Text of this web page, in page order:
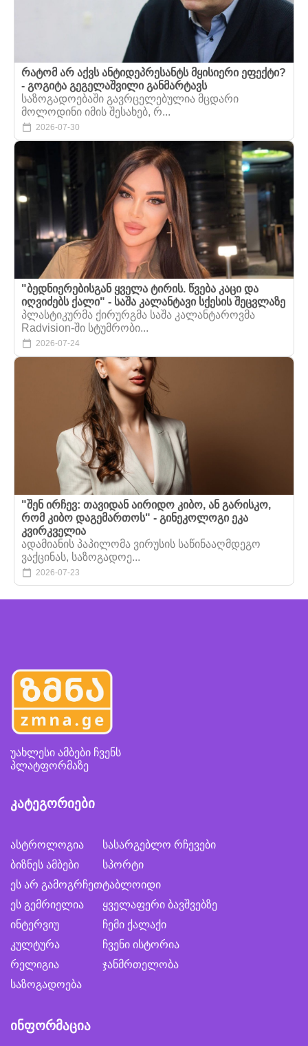
რატომ არ აქვს ანტიდეპრესანტს მყისიერი ეფექტი?
- გოგიტა გეგელაშვილი განმარტავს
საზოგადოებაში გავრცელებულია მცდარი
მოლოდინი იმის შესახებ, რ...
2026-07-30
"ბედნიერებისგან ყველა ტირის. წვება კაცი და
იღვიძებს ქალი" - საშა კალანტავი სქესის შეცვლაზე
პლასტიკურმა ქირურგმა საშა კალანტაროვმა
Radvision-ში სტუმრობი...
2026-07-24
"შენ ირჩევ: თავიდან აირიდო კიბო, ან გარისკო,
რომ კიბო დაგემართოს" - გინეკოლოგი ეკა
კვირკველია
ადამიანის პაპილომა ვირუსის საწინააღმდეგო
ვაქცინას, საზოგადოე...
2026-07-23
უახლესი ამბები ჩვენს
პლატფორმაზე
კატეგორიები
ასტროლოგია
ბიზნეს ამბები
ეს არ გამოგრჩეთ
ეს გემრიელია
ინტერვიუ
კულტურა
რელიგია
საზოგადოება
სასარგებლო რჩევები
სპორტი
ტაბლოიდი
ყველაფერი ბავშვებზე
ჩემი ქალაქი
ჩვენი ისტორია
ჯანმრთელობა
ინფორმაცია